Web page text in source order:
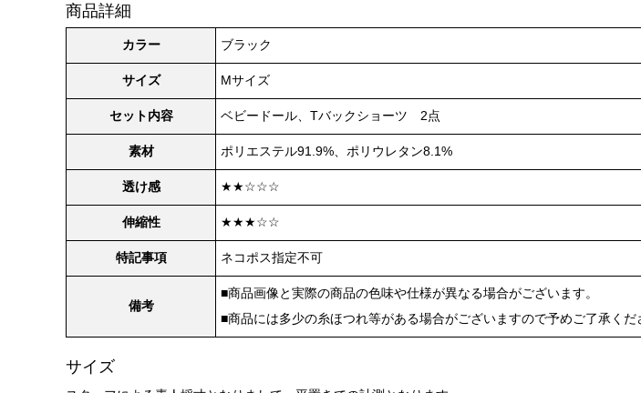
商品詳細
カラー ブラック
サイズ Mサイズ
セット内容 ベビードール、Tバックショーツ 2点
素材 ポリエステル91.9%、ポリウレタン8.1%
透け感 ★★☆☆☆
伸縮性 ★★★☆☆
特記事項 ネコポス指定不可
備考
■商品画像と実際の商品の色味や仕様が異なる場合がございます。
■商品には多少の糸ほつれ等がある場合がございますので予めご了承くだ
サイズ